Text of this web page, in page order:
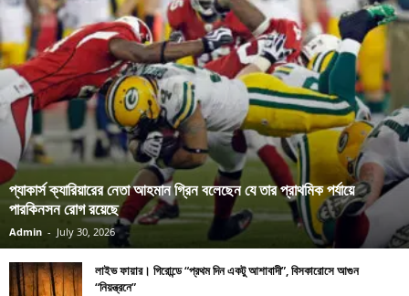
প্যাকার্স ক্যারিয়ারের নেতা আহমান গ্রিন বলেছেন যে তার প্রাথমিক পর্যায়ে
পারকিনসন রোগ রয়েছে
Admin - July 30, 2026
লাইভ ফায়ার। গিরোন্ডে “প্রথম দিন একটু আশাবাদী”, বিসকারোসে আগুন
“নিয়ন্ত্রনে”